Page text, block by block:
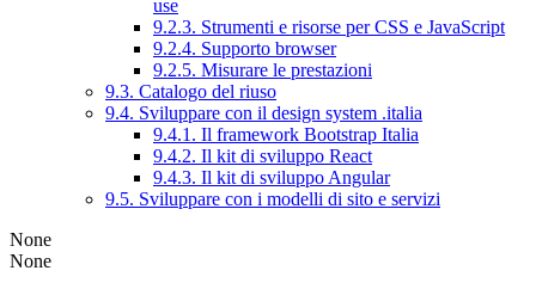
use
9.2.3. Strumenti e risorse per CSS e JavaScript
9.2.4. Supporto browser
9.2.5. Misurare le prestazioni
9.3. Catalogo del riuso
9.4. Sviluppare con il design system .italia
9.4.1. Il framework Bootstrap Italia
9.4.2. Il kit di sviluppo React
9.4.3. Il kit di sviluppo Angular
9.5. Sviluppare con i modelli di sito e servizi
None
None